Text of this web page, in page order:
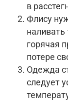
в
Флису
наливать
горячая
потере
Одежда
следует